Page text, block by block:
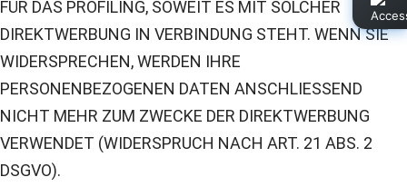
FÜR DAS PROFILING, SOWEIT ES MIT SOLCHER
DIREKTWERBUNG IN VERBINDUNG STEHT. WENN SIE
WIDERSPRECHEN, WERDEN IHRE
PERSONENBEZOGENEN DATEN ANSCHLIESSEND
NICHT MEHR ZUM ZWECKE DER DIREKTWERBUNG
VERWENDET (WIDERSPRUCH NACH ART. 21 ABS. 2
DSGVO).